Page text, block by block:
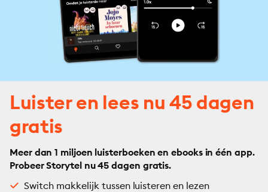
Luister en lees nu 45 dagen
gratis
Meer dan 1 miljoen luisterboeken en ebooks in één app.
Probeer Storytel nu 45 dagen gratis.
Switch makkelijk tussen luisteren en lezen